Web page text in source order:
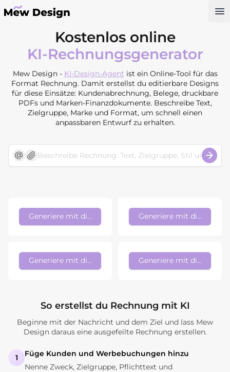
Kostenlos online
KI-Rechnungsgenerator
Mew Design - KI-Design-Agent ist ein Online-Tool für das
Format Rechnung. Damit erstellst du editierbare Designs
für diese Einsätze: Kundenabrechnung, Belege, druckbare
PDFs und Marken-Finanzdokumente. Beschreibe Text,
Zielgruppe, Marke und Format, um schnell einen
anpassbaren Entwurf zu erhalten.
Generiere mit diesem Stil Generiere mit diesem Stil
Generiere mit diesem Stil Generiere mit diesem Stil
So erstellst du Rechnung mit KI
Beginne mit der Nachricht und dem Ziel und lass Mew
Design daraus eine ausgefeilte Rechnung erstellen.
1
Füge Kunden und Werbebuchungen hinzu
Nenne Zweck, Zielgruppe, Pflichttext und